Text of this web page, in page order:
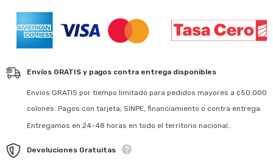
Envíos GRATIS y pagos contra entrega disponibles
Envíos GRATIS por tiempo limitado para pedidos mayores a ¢50.000
colones. Pagos con tarjeta, SINPE, financiamiento o contra entrega.
Entregamos en 24-48 horas en todo el territorio nacional..
Devoluciones Gratuitas